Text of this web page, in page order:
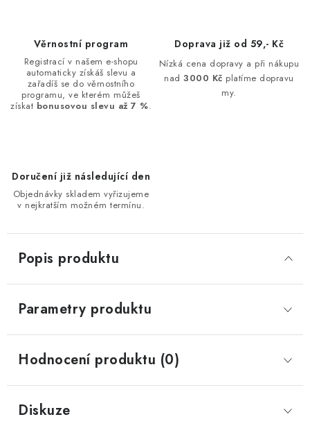
Věrnostní program
Registrací v našem e-shopu
automaticky získáš slevu a
zařadíš se do věrnostního
programu, ve kterém můžeš
získat bonusovou slevu až 7 %.
Doprava již od 59,- Kč
Nízká cena dopravy a při nákupu
nad3000 Kč platíme dopravu
my.
Doručení již následující den
Objednávky skladem vyřizujeme
v nejkratším možném termínu.
Popis produktu
Parametry produktu
Hodnocení produktu (0)
Diskuze